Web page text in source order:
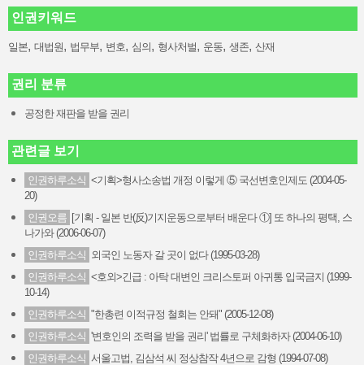
인권키워드
일본, 대법원, 법무부, 변호, 심의, 형사처벌, 운동, 생존, 산재
권리 분류
공정한 재판을 받을 권리
관련글 보기
인권하루소식 <기획>형사소송법 개정 이렇게 ⑤ 국선변호인제도 (2004-05-
20)
인권오름 [기획 - 일본 반(反)기지운동으로부터 배운다 ①] 또 하나의 평택, 스
나가와 (2006-06-07)
인권하루소식 외국인 노동자 갈 곳이 없다 (1995-03-28)
인권하루소식 <호외>긴급 : 아탁 대변인 크리스토퍼 아귀통 입국금지 (1999-
10-14)
인권하루소식 "한총련 이적규정 철회는 안돼" (2005-12-08)
인권하루소식 '변호인의 조력을 받을 권리' 법률로 구체화하자 (2004-06-10)
인권하루소식 서울고법, 김삼석 씨 정상참작 4년으로 감형 (1994-07-08)